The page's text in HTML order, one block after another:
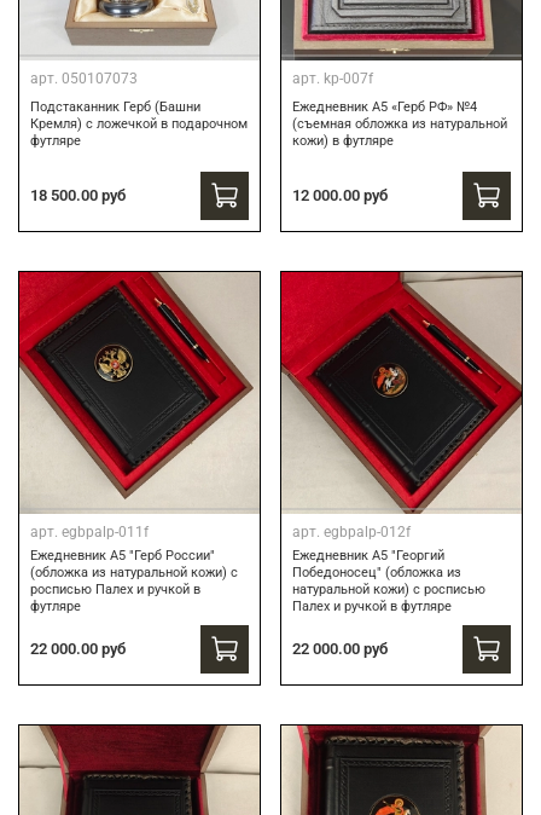
арт. 050107073
Подстаканник Герб (Башни
Кремля) с ложечкой в подарочном
футляре
18 500.00 руб
арт. kp-007f
Ежедневник А5 «Герб РФ» №4
(съемная обложка из натуральной
кожи) в футляре
12 000.00 руб
арт. egbpalp-011f
Ежедневник А5 "Герб России"
(обложка из натуральной кожи) с
росписью Палех и ручкой в
футляре
22 000.00 руб
арт. egbpalp-012f
Ежедневник А5 "Георгий
Победоносец" (обложка из
натуральной кожи) с росписью
Палех и ручкой в футляре
22 000.00 руб